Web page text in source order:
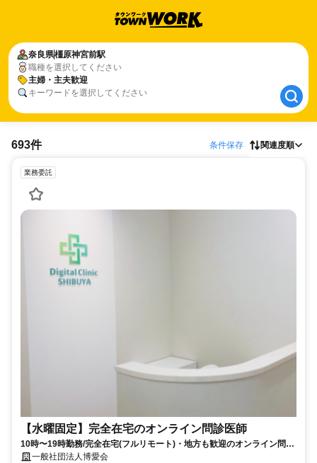
奈良県橿原神宮前駅
職種を選択してください
主婦・主夫歓迎
キーワードを選択してください
奈良県橿原神宮前駅
主婦・主夫歓迎
693件 条件保存 関連度順
業務委託
【水曜固定】完全在宅のオンライン問診医師
10時〜19時勤務/完全在宅(フルリモート)・地方も歓迎のオンライン問診
業務一般社団法人博愛会